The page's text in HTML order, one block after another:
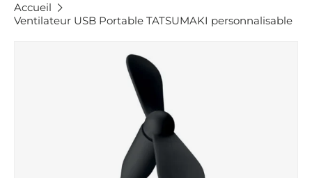
Accueil
Ventilateur USB Portable TATSUMAKI personnalisable
Passer aux informations produits
L’image 3 est maintenant disponible